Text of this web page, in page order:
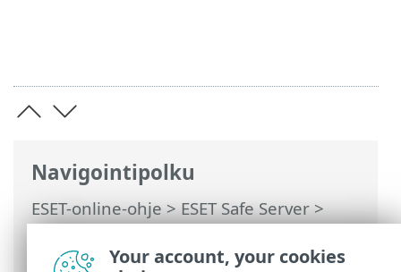
Navigointipolku
ESET-online-ohje>ESET Safe Server>
Tuotteen ESET Safe Server käsitteleminen
Lisäasetukset >Käyttöliittymä>
Your account, your cookies